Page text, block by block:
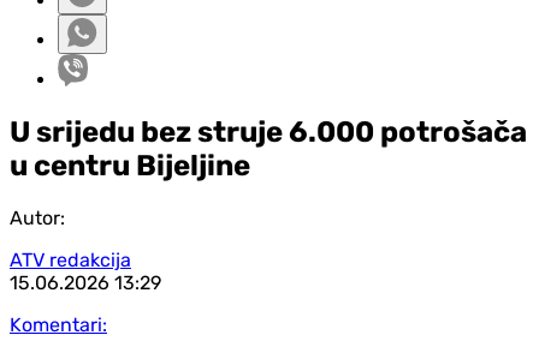
U srijedu bez struje 6.000 potrošača
u centru Bijeljine
Autor:
ATV redakcija
15.06.2026 13:29
Komentari: